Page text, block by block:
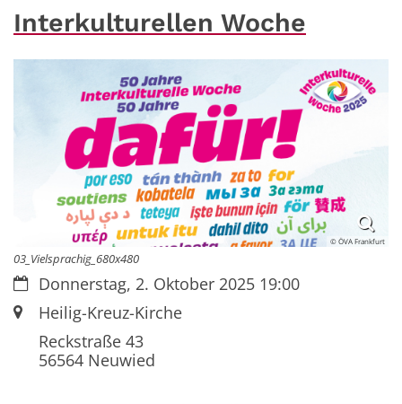
Interkulturellen Woche
© ÖVA Frankfurt
03_Vielsprachig_680x480
Datum:Donnerstag, 2. Oktober 2025 19:00
Ort:Heilig-Kreuz-Kirche
Reckstraße 43
56564Neuwied